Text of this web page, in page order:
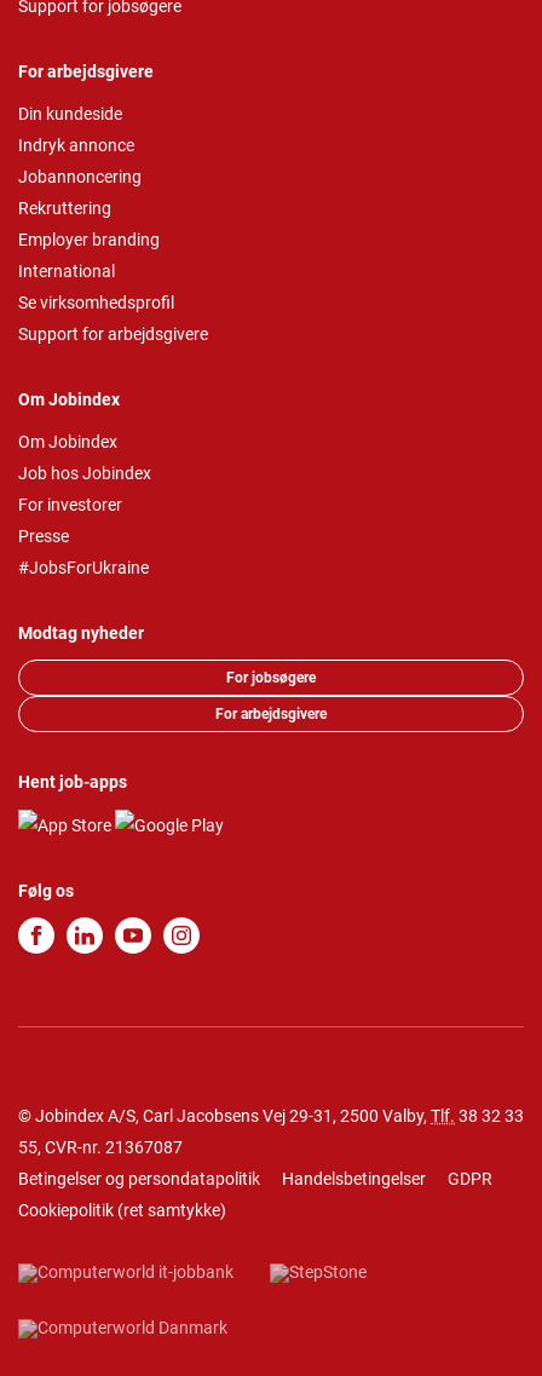
Support for jobsøgere
For arbejdsgivere
Din kundeside
Indryk annonce
Jobannoncering
Rekruttering
Employer branding
International
Se virksomhedsprofil
Support for arbejdsgivere
Om Jobindex
Om Jobindex
Job hos Jobindex
For investorer
Presse
#JobsForUkraine
Modtag nyheder
For jobsøgere
For arbejdsgivere
Hent job-apps
Følg os
© Jobindex A/S, Carl Jacobsens Vej 29-31, 2500 Valby, Tlf. 38 32 33
55, CVR-nr. 21367087
Betingelser og persondatapolitik
Handelsbetingelser
GDPR
Cookiepolitik (ret samtykke)